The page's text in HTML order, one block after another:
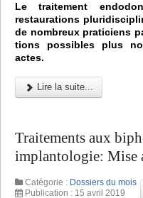
Le traitement
restaurations
de nombreux praticiens
tions possibles plus
actes.
Lire la suite...
Traitements aux
implantologie: Mise
Catégorie : Dossiers du mois
Publication : 15 avril 2019